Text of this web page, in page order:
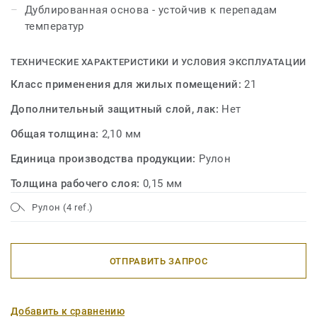
Дублированная основа - устойчив к перепадам
температур
ТЕХНИЧЕСКИЕ ХАРАКТЕРИСТИКИ И УСЛОВИЯ ЭКСПЛУАТАЦИИ
Класс применения для жилых помещений:21
Дополнительный защитный слой, лак: Нет
Общая толщина: 2,10 мм
Единица производства продукции: Рулон
Толщина рабочего слоя: 0,15 мм
Рулон (4 ref.)
ОТПРАВИТЬ ЗАПРОС
Добавить к сравнению